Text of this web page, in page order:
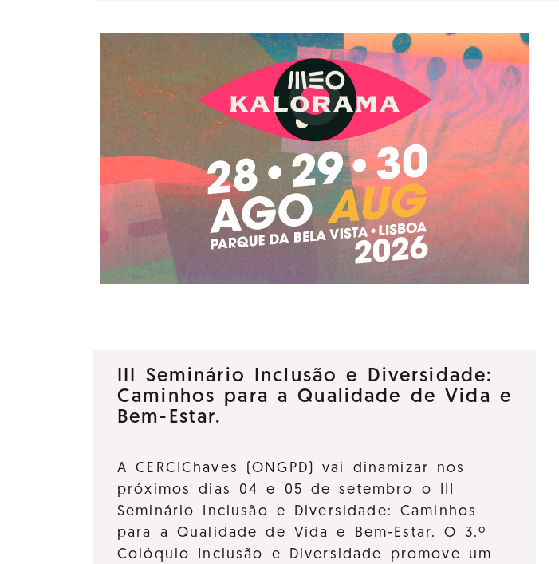
III Seminário Inclusão e Diversidade:
Caminhos para a Qualidade de Vida e
Bem-Estar.
A CERCIChaves (ONGPD) vai dinamizar nos
próximos dias 04 e 05 de setembro o III
Seminário Inclusão e Diversidade: Caminhos
para a Qualidade de Vida e Bem-Estar. O 3.º
Colóquio Inclusão e Diversidade promove um